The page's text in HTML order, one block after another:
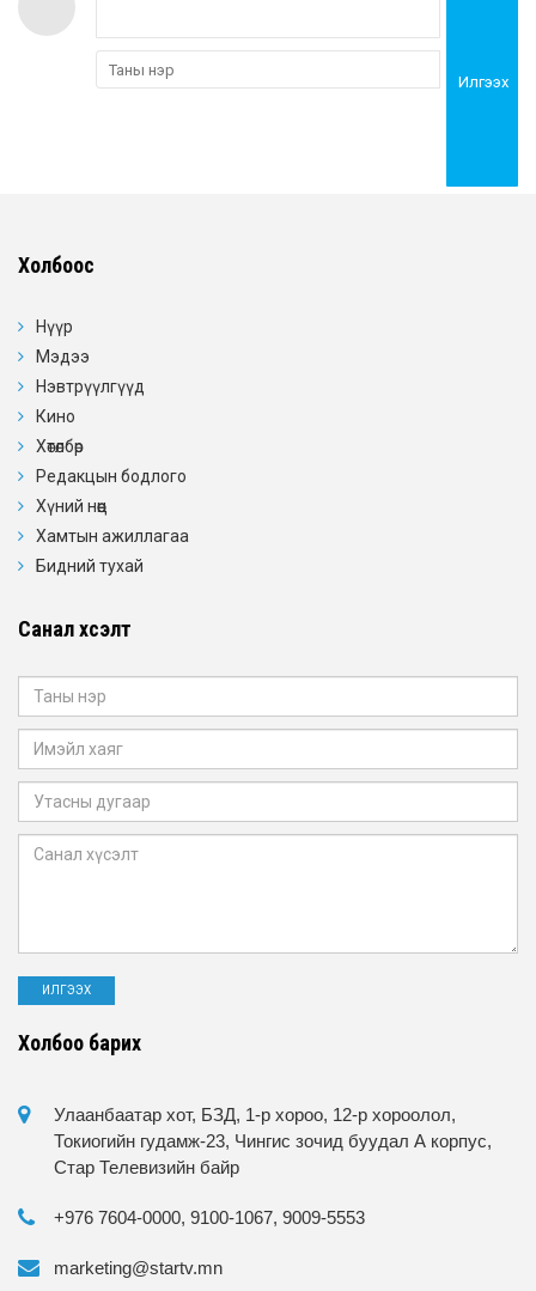
Илгээх
Холбоос
Нүүр
Мэдээ
Нэвтрүүлгүүд
Кино
Хөтөлбөр
Редакцын бодлого
Хүний нөөц
Хамтын ажиллагаа
Бидний тухай
Санал хүсэлт
Холбоо барих
Улаанбаатар хот, БЗД, 1-р хороо, 12-р хороолол,
Токиогийн гудамж-23, Чингис зочид буудал А корпус,
Стар Телевизийн байр
+976 7604-0000, 9100-1067, 9009-5553
marketing@startv.mn